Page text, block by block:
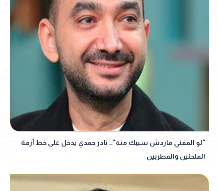
"لو المغني ماردش سيبك منه".. نادر حمدي يدخل على خط أزمة
الملحنين والمطربين